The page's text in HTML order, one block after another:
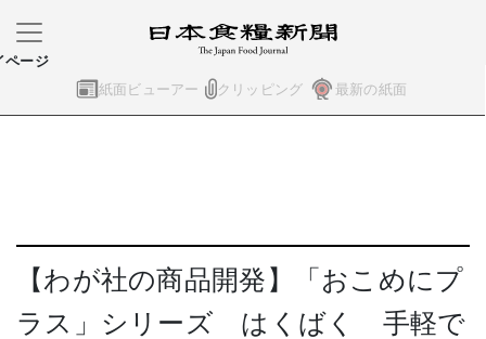
紙面ビューアー クリッピング 最新の紙面
ページ
【わが社の商品開発】「おこめにプ
ラス」シリーズ はくばく 手軽で